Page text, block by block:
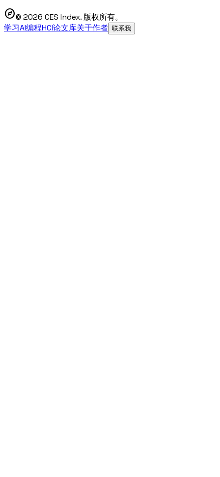
explore© 2026 CES Index. 版权所有。
学习AI编程HCI论文库关于作者 联系我